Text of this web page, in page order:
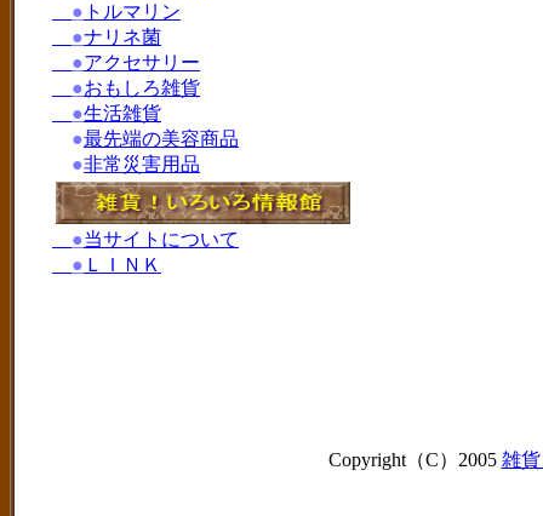
● トルマリン
●ナリネ菌
●アクセサリー
●おもしろ雑貨
●生活雑貨
●最先端の美容商品
●非常災害用品
●当サイトについて
● ＬＩＮＫ
Copyright（C）2005 雑